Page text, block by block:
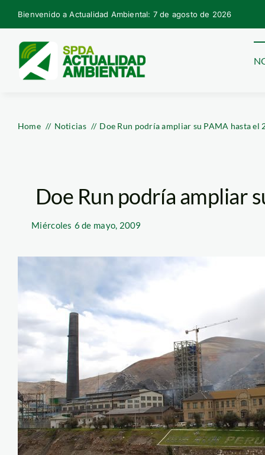
Skip
to
content
Bienvenido a Actualidad Ambiental: 7 de agosto de 2026
Home Noticias Doe Run podría ampliar su PAMA hasta el
Doe Run podría ampliar
Miércoles 6 de mayo, 2009